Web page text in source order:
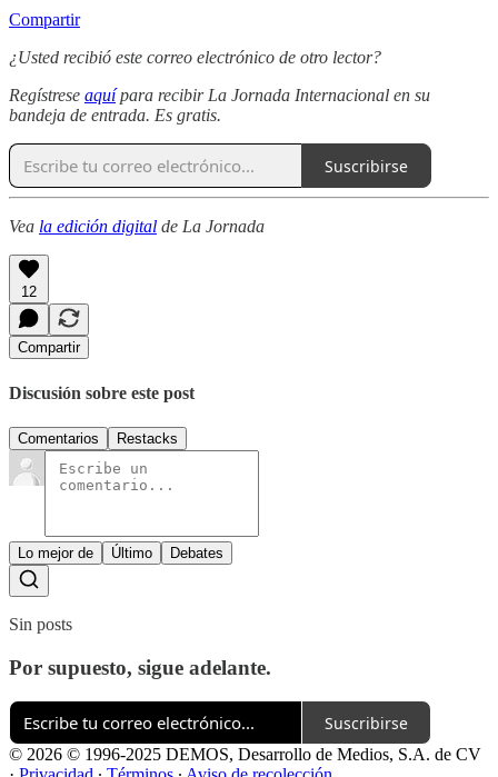
Compartir
¿Usted recibió este correo electrónico de otro lector?
Regístrese aquípara recibir La Jornada Internacional en su
bandeja de entrada. Es gratis.
Suscribirse
Vea la edición digital de La Jornada
12
Compartir
Discusión sobre este post
Comentarios Restacks
Lo mejor de Último Debates
Sin posts
Por supuesto, sigue adelante.
Suscribirse
© 2026 © 1996-2025 DEMOS, Desarrollo de Medios, S.A. de CV